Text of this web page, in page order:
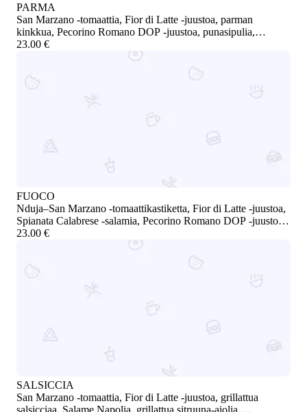
PARMA
San Marzano -tomaattia, Fior di Latte -juustoa, parman
kinkkua, Pecorino Romano DOP -juustoa, punasipulia,
valkosipulia ja kirsikkatomaatti-confit’ta / San Marzano tomato,
Fior di Latte cheese, Parma ham, Pecorino Romano DOP, red
23.00 €
FUOCO
Nduja–San Marzano -tomaattikastiketta, Fior di Latte -juustoa,
Spianata Calabrese -salamia, Pecorino Romano DOP -juustoa,
stracciatellaa, Kalamata-oliiveja ja tuoretta basilikaa. Hieman
tulinen / Nduja and San Marzano tomato sauce, Fior di Latte
cheese, Spianata Calabrese salami, Pecorino Romano DOP,
stracciatella, Kalamata olives, and fresh basil. Slightly spicy
23.00 €
SALSICCIA
San Marzano -tomaattia, Fior di Latte -juustoa, grillattua
salsicciaa, Salame Napolia, grillattua sitruuna-aiolia,